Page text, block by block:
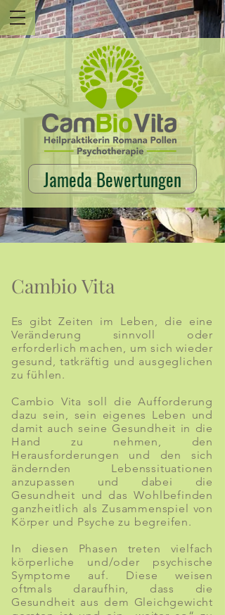
Jameda Bewertungen
Cambio Vita
Es gibt Zeiten im Leben, die eine
Veränderung sinnvoll oder
erforderlich machen, um sich wieder
gesund, tatkräftig und ausgeglichen
zu fühlen.
Cambio Vita soll die Aufforderung
dazu sein, sein eigenes Leben und
damit auch seine Gesundheit in die
Hand zu nehmen, den
Herausforderungen und den sich
ändernden Lebenssituationen
anzupassen und dabei die
Gesundheit und das Wohlbefinden
ganzheitlich als Zusammenspiel von
Körper und Psyche zu begreifen.
In diesen Phasen treten vielfach
körperliche und/oder psychische
Symptome auf. Diese weisen
oftmals daraufhin, dass die
Gesundheit aus dem Gleichgewicht